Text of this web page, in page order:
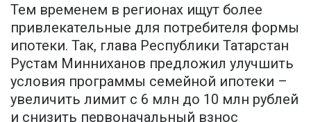
Тем временем в регионах ищут более
привлекательные для потребителя формы
ипотеки. Так, глава Республики Татарстан
Рустам Минниханов предложил улучшить
условия программы семейной ипотеки –
увеличить лимит с 6 млн до 10 млн рублей
и снизить первоначальный взнос